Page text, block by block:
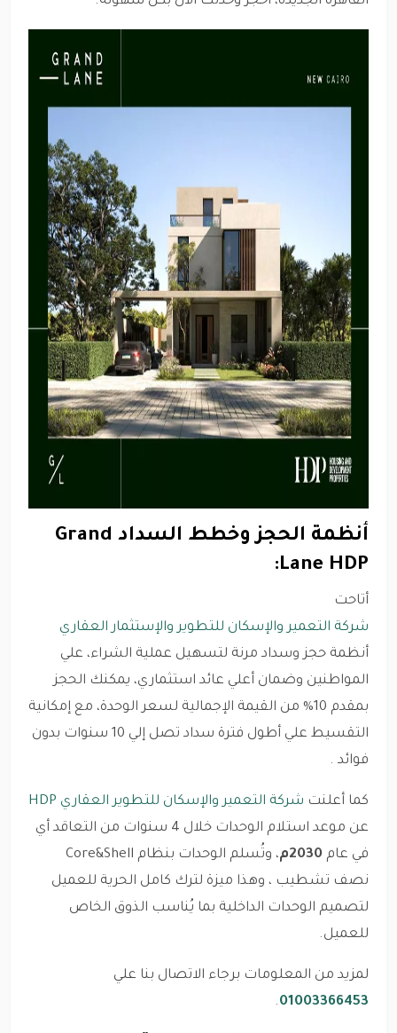
أنظمة الحجز وخطط السداد Grand
Lane HDP:
أتاحت
شركة التعمير والإسكان للتطوير والإستثمار العقاري
أنظمة حجز وسداد مرنة لتسهيل عملية الشراء، علي
المواطنين وضمان أعلي عائد استثماري، يمكنك الحجز
بمقدم 10% من القيمة الإجمالية لسعر الوحدة، مع إمكانية
التقسيط علي أطول فترة سداد تصل إلي 10 سنوات بدون
فوائد .
كما أعلنت شركة التعمير والإسكان للتطوير العقاري HDP
عن موعد استلام الوحدات خلال 4 سنوات من التعاقد أي
في عام 2030م
، وتُسلم الوحدات بنظام Core&Shell
نصف تشطيب ، وهذا ميزة لترك كامل الحرية للعميل
لتصميم الوحدات الداخلية بما يُناسب الذوق الخاص
للعميل.
لمزيد من المعلومات برجاء الاتصال بنا علي
01003366453
.